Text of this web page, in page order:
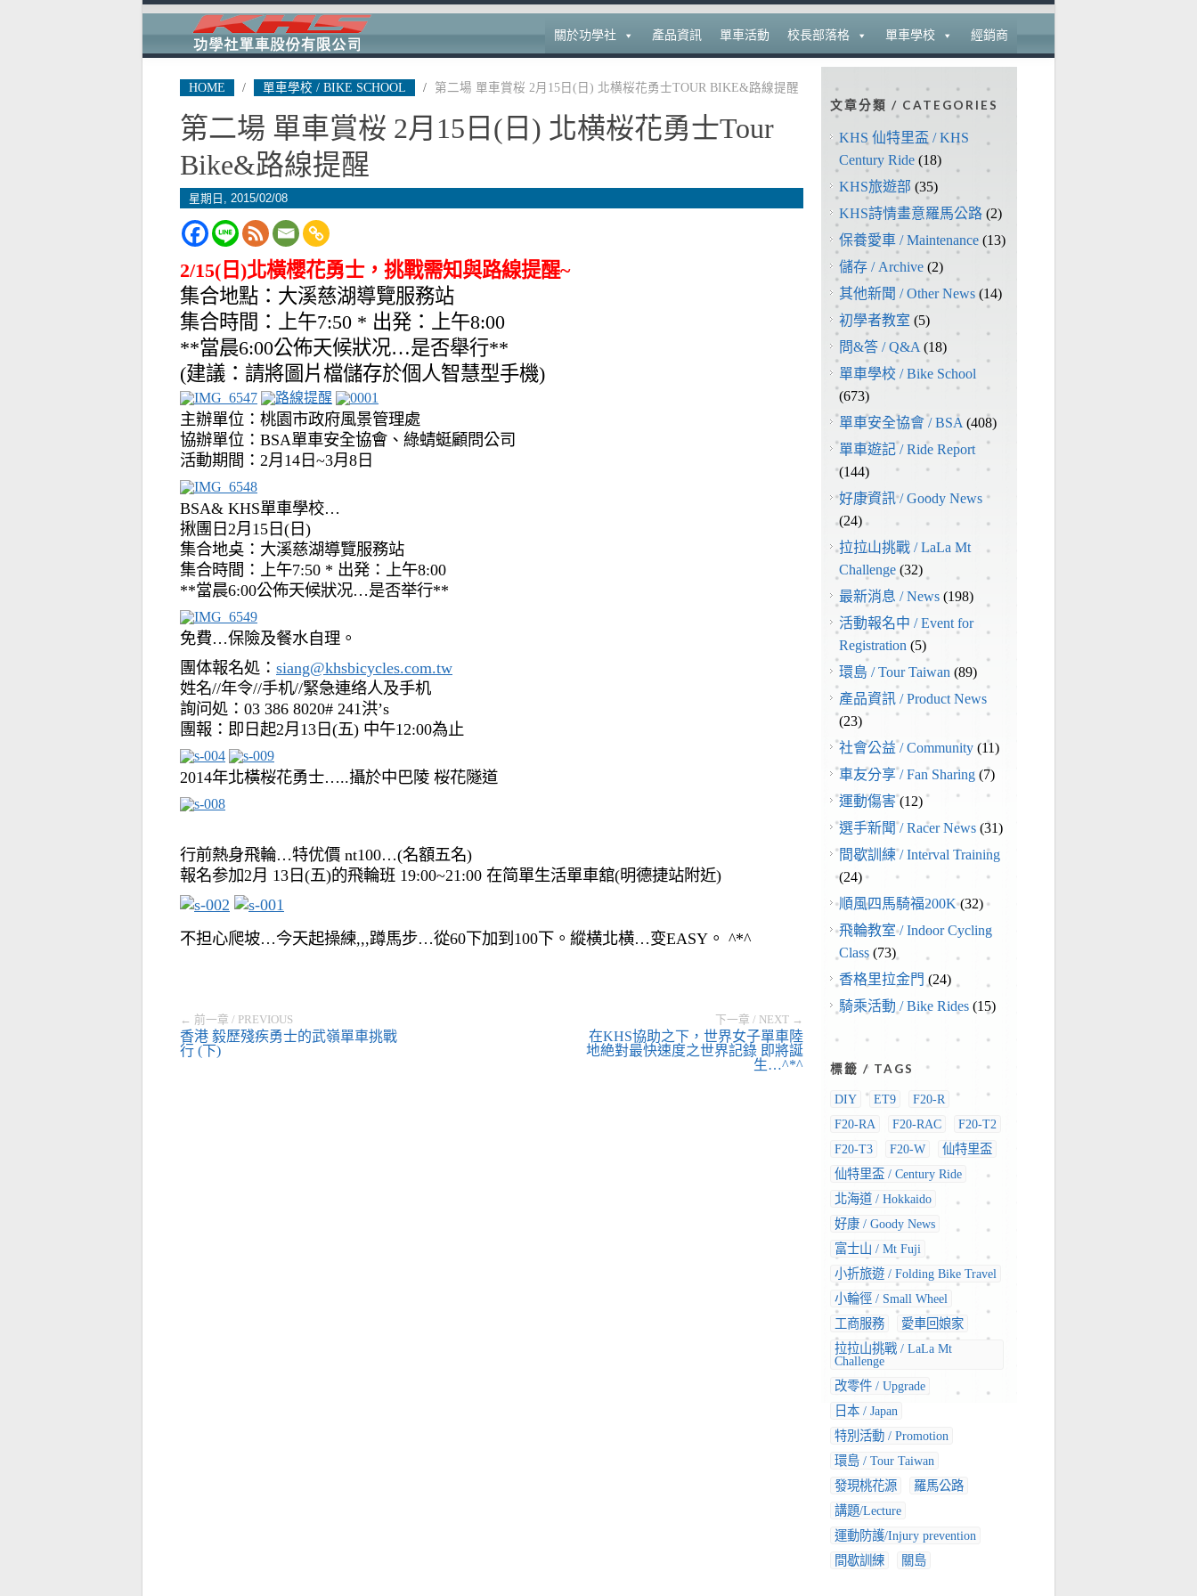
關於功學社 產品資訊 單車活動 校長部落格 單車學校 經銷商
HOME / 單車學校 / BIKE SCHOOL / 第二場 單車賞桜 2月15日(日) 北横桜花勇士TOUR BIKE&路線提醒
第二場 單車賞桜 2月15日(日) 北横桜花勇士Tour
Bike&路線提醒
星期日, 2015/02/08
2/15(日)北橫櫻花勇士，挑戰需知與路線提醒~
集合地點：大溪慈湖導覽服務站
集合時間：上午7:50 * 出発：上午8:00
**當晨6:00公佈天候狀况…是否舉行**
(建議：請將圖片檔儲存於個人智慧型手機)
主辦單位：桃園市政府風景管理處
協辦單位：BSA單車安全協會、綠蜻蜓顧問公司
活動期間：2月14日~3月8日
BSA& KHS單車學校…
揪團日2月15日(日)
集合地奌：大溪慈湖導覽服務站
集合時間：上午7:50 * 出発：上午8:00
**當晨6:00公佈天候狀况…是否举行**
免費…保險及餐水自理。
團体報名処： siang@khsbicycles.com.tw
姓名//年令//手机//緊急連络人及手机
詢问処：03 386 8020# 241洪’s
團報：即日起2月13日(五) 中午12:00為止
2014年北橫桜花勇士…..攝於中巴陵 桜花隧道
行前熱身飛輪…特优價 nt100…(名額五名)
報名参加2月 13日(五)的飛輪班 19:00~21:00 在简單生活單車舘(明德捷站附近)
不担心爬坡…今天起操練,,,蹲馬步…從60下加到100下。縱横北横…变EASY。 ^*^
← 前一章 / PREVIOUS
香港 毅歷殘疾勇士的武嶺單車挑戰
行 (下)
下一章 / NEXT →
在KHS協助之下，世界女子單車陸
地絶對最快速度之世界記錄 即將誕
生…^*^
文章分類 / CATEGORIES
KHS 仙特里盃 / KHS
Century Ride (18)
KHS旅遊部 (35)
KHS詩情畫意羅馬公路 (2)
保養愛車 / Maintenance (13)
儲存 / Archive (2)
其他新聞 / Other News (14)
初學者教室 (5)
問&答 / Q&A (18)
單車學校 / Bike School
(673)
單車安全協會 / BSA (408)
單車遊記 / Ride Report
(144)
好康資訊 / Goody News
(24)
拉拉山挑戰 / LaLa Mt
Challenge (32)
最新消息 / News (198)
活動報名中 / Event for
Registration (5)
環島 / Tour Taiwan (89)
產品資訊 / Product News
(23)
社會公益 / Community (11)
車友分享 / Fan Sharing (7)
運動傷害(12)
選手新聞 / Racer News (31)
間歇訓練 / Interval Training
(24)
順風四馬騎福200K(32)
飛輪教室 / Indoor Cycling
Class (73)
香格里拉金門 (24)
騎乘活動 / Bike Rides (15)
標籤 / TAGS
DIY ET9
F20-R
F20-RA
F20-RAC
F20-T2
F20-T3
F20-W
仙特里盃
仙特里盃 / Century Ride
北海道 / Hokkaido
好康 / Goody News
富士山 / Mt Fuji
小折旅遊 / Folding Bike Travel
小輪徑 / Small Wheel
工商服務
愛車回娘家
拉拉山挑戰 / LaLa Mt
Challenge
改零件 / Upgrade
日本 / Japan
特別活動 / Promotion
環島 / Tour Taiwan
發現桃花源
羅馬公路
講題/Lecture
運動防護/Injury prevention
間歇訓練
關島